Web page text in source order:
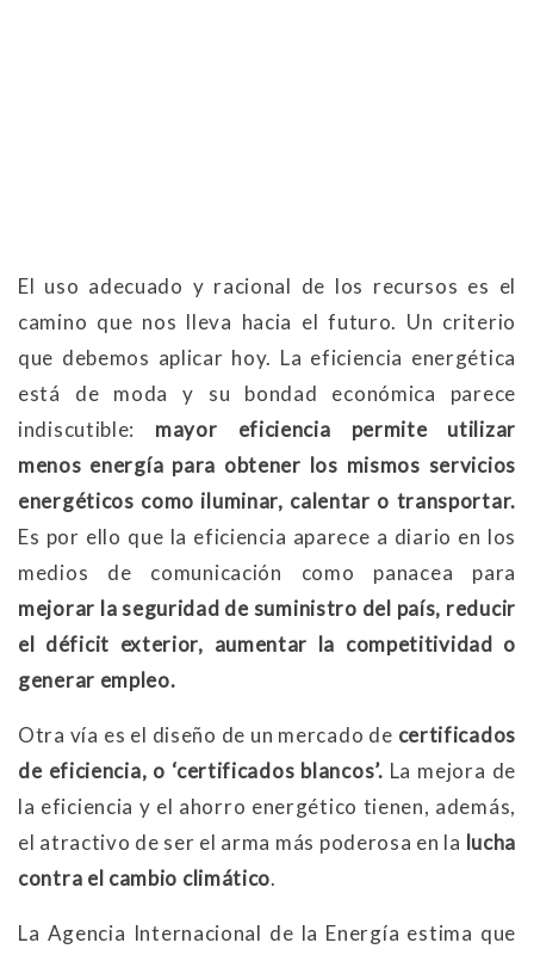
El uso adecuado y racional de los recursos es el
camino que nos lleva hacia el futuro. Un criterio
que debemos aplicar hoy. La eficiencia energética
está de moda y su bondad económica parece
indiscutible: mayor eficiencia permite utilizar
menos energía para obtener los mismos servicios
energéticos como iluminar, calentar o transportar.
Es por ello que la eficiencia aparece a diario en los
medios de comunicación como panacea para
mejorar la seguridad de suministro del país, reducir
el déficit exterior, aumentar la competitividad o
generar empleo.
Otra vía es el diseño de un mercado de certificados
de eficiencia, o ‘certificados blancos’. La mejora de
la eficiencia y el ahorro energético tienen, además,
el atractivo de ser el arma más poderosa en la lucha
contra el cambio climático.
La Agencia Internacional de la Energía estima que